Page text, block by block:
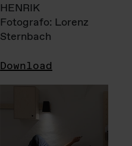
HENRIK
Fotografo: Lorenz
Sternbach
Download